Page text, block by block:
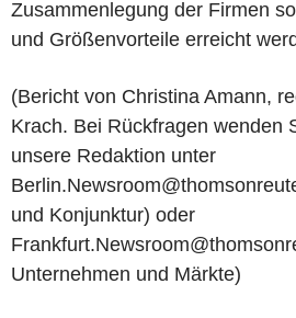
Zusammenlegung der Firmen
und Größenvorteile erreicht
(Bericht von Christina Amann,
Krach. Bei Rückfragen wenden
unsere Redaktion unter
und Konjunktur) oder
Unternehmen und Märkte)